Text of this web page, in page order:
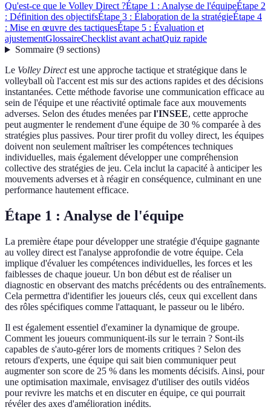
Qu'est-ce que le Volley Direct ?Étape 1 : Analyse de l'équipeÉtape 2
: Définition des objectifsÉtape 3 : Élaboration de la stratégieÉtape 4
: Mise en œuvre des tactiquesÉtape 5 : Évaluation et
ajustementGlossaireChecklist avant achatQuiz rapide
Sommaire(9 sections)
Le Volley Directest une approche tactique et stratégique dans le
volleyball où l'accent est mis sur des actions rapides et des décisions
instantanées. Cette méthode favorise une communication efficace au
sein de l'équipe et une réactivité optimale face aux mouvements
adverses. Selon des études menées parl'INSEE, cette approche
peut augmenter le rendement d'une équipe de 30 % comparée à des
stratégies plus passives. Pour tirer profit du volley direct, les équipes
doivent non seulement maîtriser les compétences techniques
individuelles, mais également développer une compréhension
collective des stratégies de jeu. Cela inclut la capacité à anticiper les
mouvements adverses et à réagir en conséquence, culminant en une
performance hautement efficace.
Étape 1 : Analyse de l'équipe
La première étape pour développer une stratégie d'équipe gagnante
au volley direct est l'analyse approfondie de votre équipe. Cela
implique d'évaluer les compétences individuelles, les forces et les
faiblesses de chaque joueur. Un bon début est de réaliser un
diagnostic en observant des matchs précédents ou des entraînements.
Cela permettra d'identifier les joueurs clés, ceux qui excellent dans
des rôles spécifiques comme l'attaquant, le passeur ou le libéro.
Il est également essentiel d'examiner la dynamique de groupe.
Comment les joueurs communiquent-ils sur le terrain ? Sont-ils
capables de s'auto-gérer lors de moments critiques ? Selon des
retours d'experts, une équipe qui sait bien communiquer peut
augmenter son score de 25 % dans les moments décisifs. Ainsi, pour
une optimisation maximale, envisagez d'utiliser des outils vidéos
pour revivre les matchs et en discuter en équipe, ce qui pourrait
révéler des axes d'amélioration inédits.